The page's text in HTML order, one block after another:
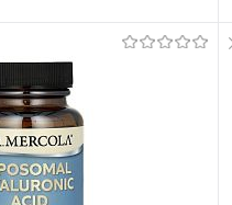
В корзину
Сравнение